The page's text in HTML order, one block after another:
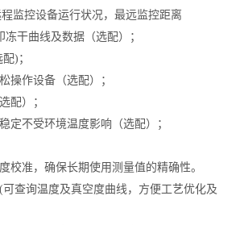
程监控设备运行状况，最远监控距离
冻干曲线及数据 （选配）
；
配) ；
操作设备 （选配）
；
选配）
；
定不受环境温度影响 （选配）
；
校准，确保长期使用测量值的精确性。
( 可查询温度及真空度曲线，方便工艺优化及